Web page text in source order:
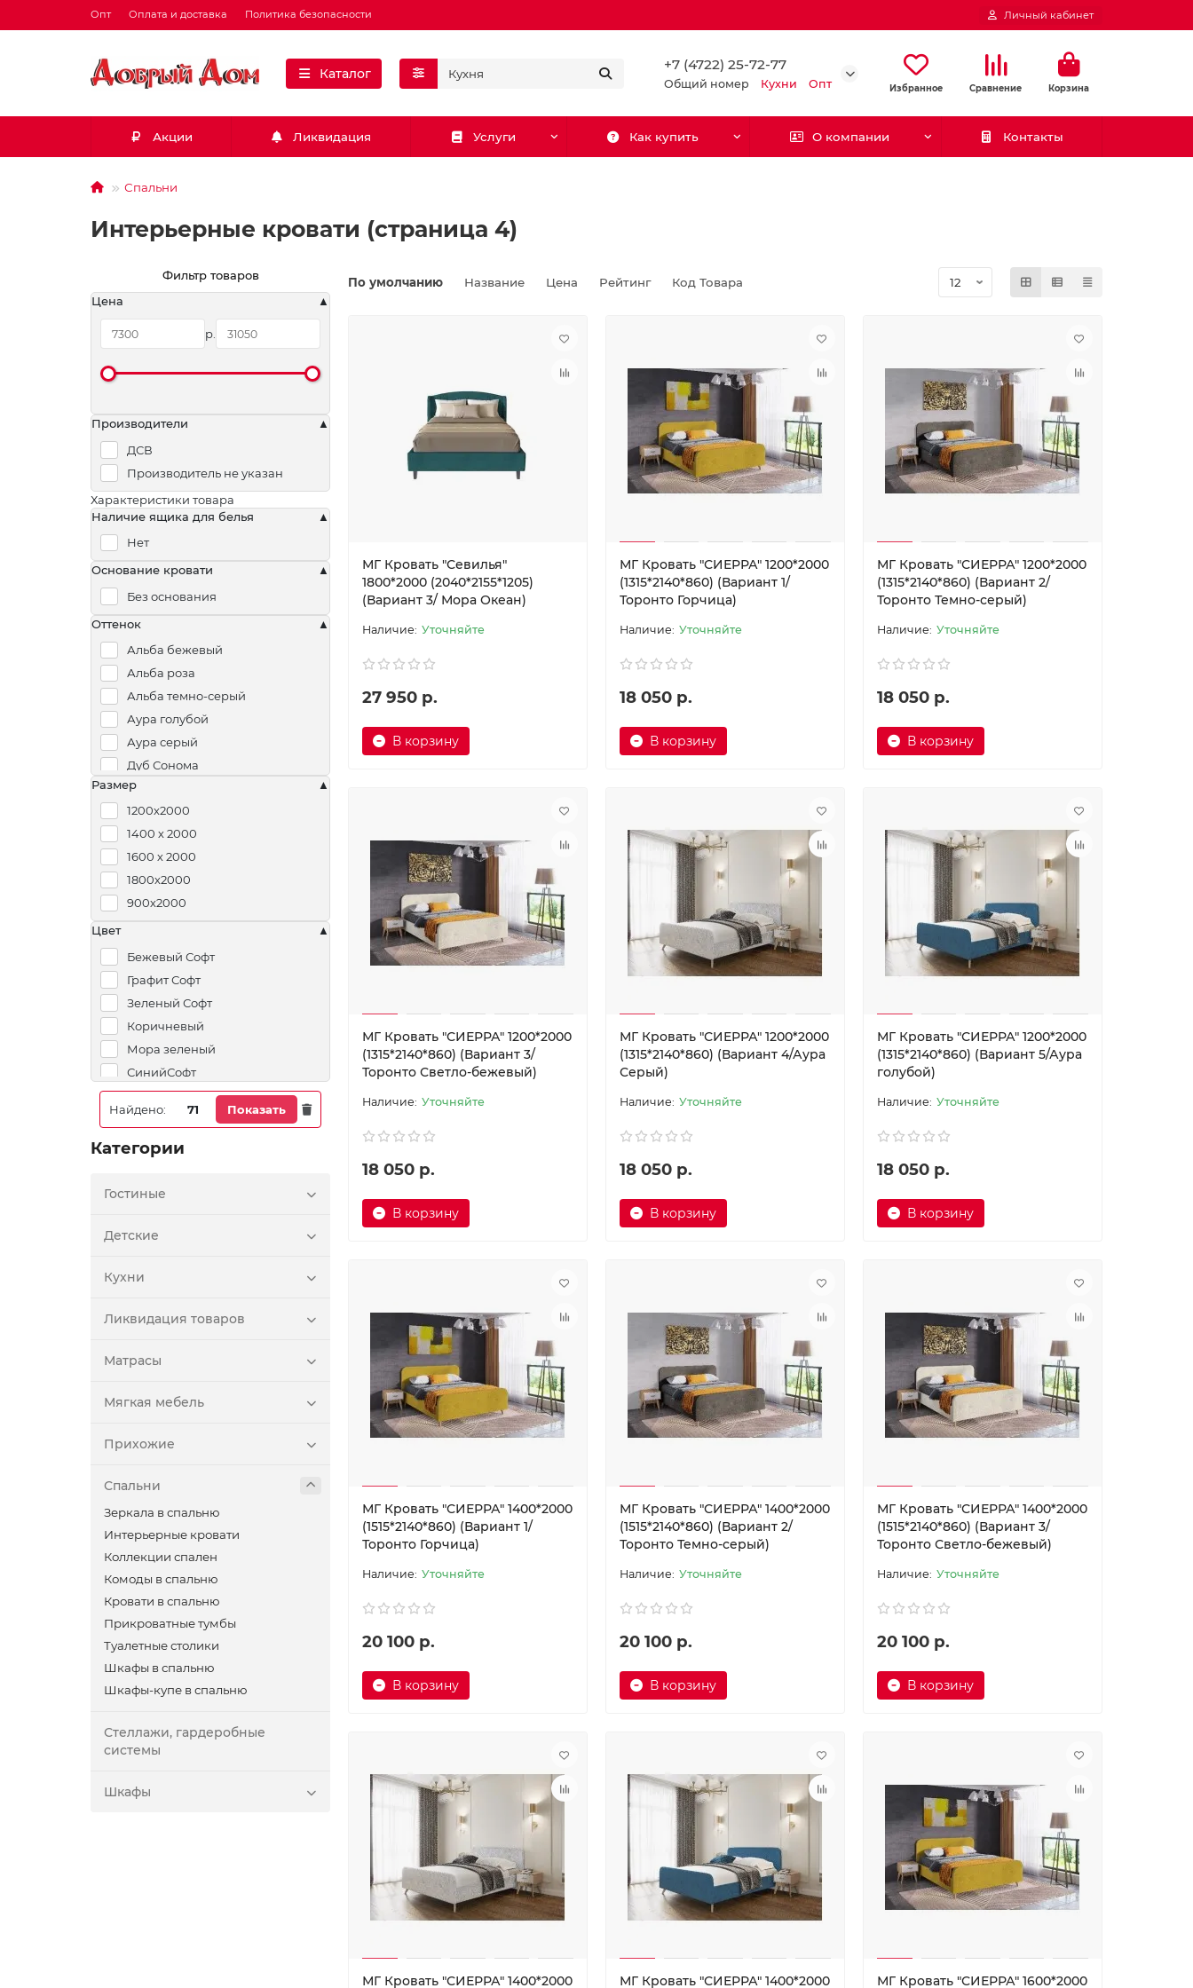
Опт Оплата и доставка Политика безопасности Личный кабинет
Каталог
+7 (4722) 25-72-77
Общий номер Кухни Опт Избранное Сравнение Корзина
Акции Ликвидация Услуги Как купить О компании Контакты
Спальни
Интерьерные кровати (страница 4)
Фильтр товаров
Цена
р.
Производители
ДСВ
Производитель не указан
Характеристики товара
Наличие ящика для белья
Нет
Основание кровати
Без основания
Оттенок
Альба бежевый
Альба роза
Альба темно-серый
Аура голубой
Аура серый
Дуб Сонома
Лана бежевый
Лана серый
Мора фиолетовый
Пудра
Торонто горчица
Торонто светло-бежевый
Размер
1200х2000
1400 х 2000
1600 х 2000
1800х2000
900х2000
Цвет
Бежевый Софт
Графит Софт
Зеленый Софт
Коричневый
Мора зеленый
СинийСофт
Найдено: 71 Показать
Категории
Гостиные
Детские
Кухни
Ликвидация товаров
Матрасы
Мягкая мебель
Прихожие
Спальни
Зеркала в спальню
Интерьерные кровати
Коллекции спален
Комоды в спальню
Кровати в спальню
Прикроватные тумбы
Туалетные столики
Шкафы в спальню
Шкафы-купе в спальню
Стеллажи, гардеробные
системы
Шкафы
По умолчанию Название Цена Рейтинг Код Товара
МГ Кровать "Севилья"
1800*2000 (2040*2155*1205)
(Вариант 3/ Мора Океан)
Уточняйте
27 950 р.
В корзину
МГ Кровать "СИЕРРА" 1200*2000
(1315*2140*860) (Вариант 1/
Торонто Горчица)
Уточняйте
18 050 р.
В корзину
МГ Кровать "СИЕРРА" 1200*2000
(1315*2140*860) (Вариант 2/
Торонто Темно-серый)
Уточняйте
18 050 р.
В корзину
МГ Кровать "СИЕРРА" 1200*2000
(1315*2140*860) (Вариант 3/
Торонто Светло-бежевый)
Уточняйте
18 050 р.
В корзину
МГ Кровать "СИЕРРА" 1200*2000
(1315*2140*860) (Вариант 4/Аура
Серый)
Уточняйте
18 050 р.
В корзину
МГ Кровать "СИЕРРА" 1200*2000
(1315*2140*860) (Вариант 5/Аура
голубой)
Уточняйте
18 050 р.
В корзину
МГ Кровать "СИЕРРА" 1400*2000
(1515*2140*860) (Вариант 1/
Торонто Горчица)
Уточняйте
20 100 р.
В корзину
МГ Кровать "СИЕРРА" 1400*2000
(1515*2140*860) (Вариант 2/
Торонто Темно-серый)
Уточняйте
20 100 р.
В корзину
МГ Кровать "СИЕРРА" 1400*2000
(1515*2140*860) (Вариант 3/
Торонто Светло-бежевый)
Уточняйте
20 100 р.
В корзину
МГ Кровать "СИЕРРА" 1400*2000
МГ Кровать "СИЕРРА" 1400*2000
МГ Кровать "СИЕРРА" 1600*2000